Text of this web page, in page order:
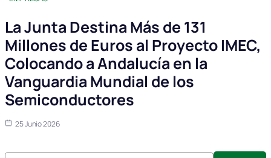
La Junta Destina Más de 131
Millones de Euros al Proyecto IMEC,
Colocando a Andalucía en la
Vanguardia Mundial de los
Semiconductores
25 Junio 2026